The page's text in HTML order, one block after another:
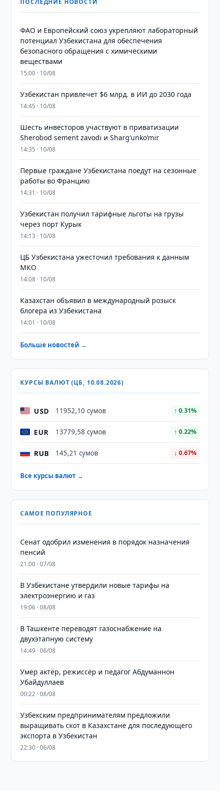
ПОСЛЕДНИЕ НОВОСТИ
ФАО и Европейский союз укрепляют лабораторный
потенциал Узбекистана для обеспечения
безопасного обращения с химическими
веществами
15:00 · 10/08
Узбекистан привлечет $6 млрд. в ИИ до 2030 года
14:45 · 10/08
Шесть инвесторов участвуют в приватизации
Sherobod sement zavodi и Shargʻunkoʻmir
14:35 · 10/08
Первые граждане Узбекистана поедут на сезонные
работы во Францию
14:31 · 10/08
Узбекистан получил тарифные льготы на грузы
через порт Курык
14:13 · 10/08
ЦБ Узбекистана ужесточил требования к данным
МКО
14:08 · 10/08
Казахстан объявил в международный розыск
блогера из Узбекистана
14:01 · 10/08
Больше новостей →
КУРСЫ ВАЛЮТ (ЦБ, 10.08.2026)
USD 11952,10 сумов ↑ 0.31%
EUR 13779,58 сумов ↑ 0.22%
RUB 145,21 сумов ↓ 0.67%
Все курсы валют →
САМОЕ ПОПУЛЯРНОЕ
Сенат одобрил изменения в порядок назначения
пенсий
21:00 · 07/08
В Узбекистане утвердили новые тарифы на
электроэнергию и газ
19:06 · 08/08
В Ташкенте переводят газоснабжение на
двухэтапную систему
14:49 · 06/08
Умер актёр, режиссёр и педагог Абдуманнон
Убайдуллаев
00:22 · 08/08
Узбекским предпринимателям предложили
выращивать скот в Казахстане для последующего
экспорта в Узбекистан
22:30 · 06/08